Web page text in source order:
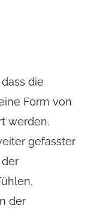
die
Form von
werden.
gefasster
der